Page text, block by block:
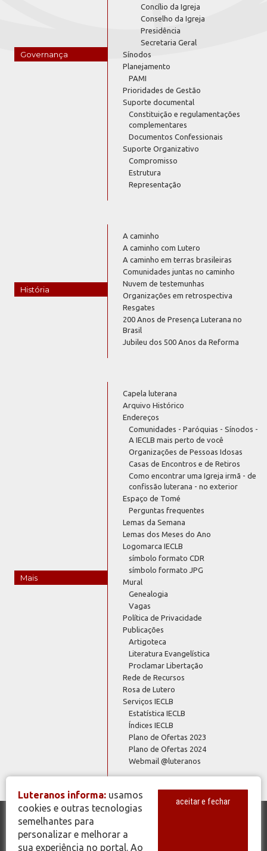
Governança
Concílio da Igreja
Conselho da Igreja
Presidência
Secretaria Geral
Sínodos
Planejamento
PAMI
Prioridades de Gestão
Suporte documental
Constituição e regulamentações
complementares
Documentos Confessionais
Suporte Organizativo
Compromisso
Estrutura
Representação
História
A caminho
A caminho com Lutero
A caminho em terras brasileiras
Comunidades juntas no caminho
Nuvem de testemunhas
Organizações em retrospectiva
Resgates
200 Anos de Presença Luterana no
Brasil
Jubileu dos 500 Anos da Reforma
Mais
Capela luterana
Arquivo Histórico
Endereços
Comunidades - Paróquias - Sínodos -
A IECLB mais perto de você
Organizações de Pessoas Idosas
Casas de Encontros e de Retiros
Como encontrar uma Igreja irmã - de
confissão luterana - no exterior
Espaço de Tomé
Perguntas frequentes
Lemas da Semana
Lemas dos Meses do Ano
Logomarca IECLB
símbolo formato CDR
símbolo formato JPG
Mural
Genealogia
Vagas
Política de Privacidade
Publicações
Artigoteca
Literatura Evangelística
Proclamar Libertação
Rede de Recursos
Rosa de Lutero
Serviços IECLB
Estatística IECLB
Índices IECLB
Plano de Ofertas 2023
Plano de Ofertas 2024
Webmail @luteranos
© Copyright 2026 - Todos os Direitos Reservados - IECLB - Igreja
Evangélica de Confissão Luterana no Brasil - Portal Luteranos -
Luteranos informa: usamos
cookies e outras tecnologias
semelhantes para
personalizar e melhorar a
sua experiência no portal. Ao
aceitar e fechar